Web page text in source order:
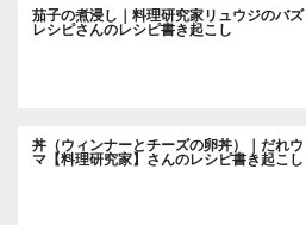
茄子の煮浸し｜料理研究家リュウジのバズ
レシピさんのレシピ書き起こし
丼（ウィンナーとチーズの卵丼）｜だれウ
マ【料理研究家】さんのレシピ書き起こし